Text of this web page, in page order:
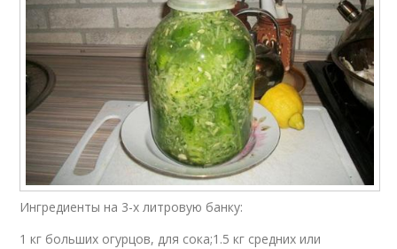
Ингредиенты на 3-х литровую банку:
1 кг больших огурцов, для сока;1.5 кг средних или